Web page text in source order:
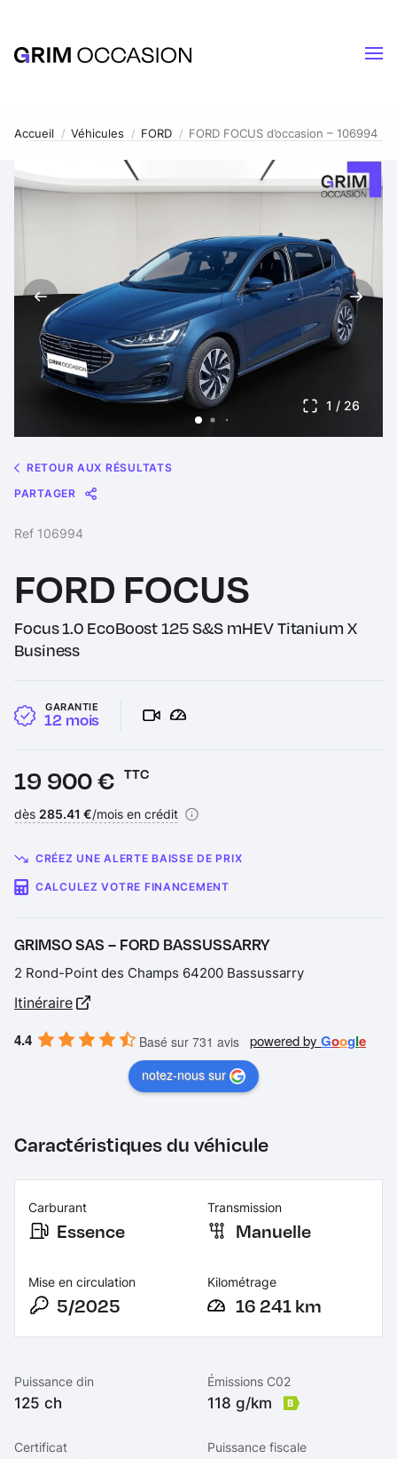
Accueil Véhicules FORD FORD FOCUS d’occasion – 106994
1 / 26
RETOUR AUX RÉSULTATS
PARTAGER
Message
Messenger
Link
Ref 106994
FORD FOCUS
Focus 1.0 EcoBoost 125 S&S mHEV Titanium X
Business
GARANTIE
12 mois
Prix :
19 900 € TTC
Financement :
dès 285.41 €/mois en crédit
CRÉEZ UNE ALERTE BAISSE DE PRIX
CALCULEZ VOTRE FINANCEMENT
GRIMSO SAS – FORD BASSUSSARRY
2 Rond-Point des Champs 64200 Bassussarry
Itinéraire
4.4 Basé sur 731 avis powered by Google
notez-nous sur
Caractéristiques du véhicule
Carburant
Essence
Transmission
Manuelle
Mise en circulation
5/2025
Kilométrage
16 241 km
Puissance din
125 ch
Émissions C02
118 g/km B
Certificat Puissance fiscale